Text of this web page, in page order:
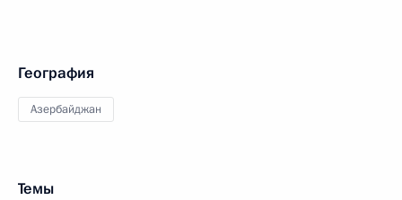
География
Азербайджан
Темы